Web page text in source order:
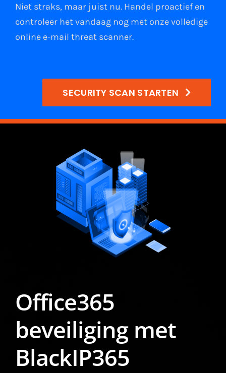
Niet straks, maar juist nu. Handel proactief en
controleer het vandaag nog met onze volledige
online e-mail threat scanner.
SECURITY SCAN STARTEN
Office365
beveiliging met
BlackIP365